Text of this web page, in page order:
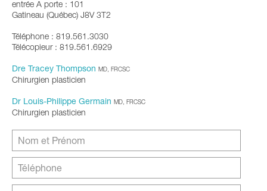
entrée A porte : 101
Gatineau (Québec) J8V 3T2
Téléphone : 819.561.3030
Télécopieur : 819.561.6929
Dre Tracey Thompson MD, FRCSC
Chirurgien plasticien
Dr Louis-Philippe Germain MD, FRCSC
Chirurgien plasticien